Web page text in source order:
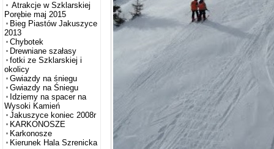
Atrakcje w Szklarskiej
Porębie maj 2015
Bieg Piastów Jakuszyce
2013
Chybotek
Drewniane szałasy
fotki ze Szklarskiej i
okolicy
Gwiazdy na śniegu
Gwiazdy na Śniegu
Idziemy na spacer na
Wysoki Kamień
Jakuszyce koniec 2008r
KARKONOSZE
Karkonosze
Kierunek Hala Szrenicka